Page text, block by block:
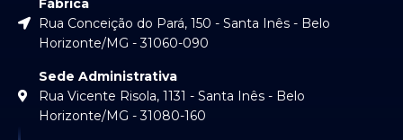
Fábrica
Rua Conceição do Pará, 150 - Santa Inês - Belo
Horizonte/MG - 31060-090
Sede Administrativa
Rua Vicente Risola, 1131 - Santa Inês - Belo
Horizonte/MG - 31080-160